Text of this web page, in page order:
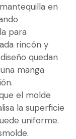
en
para
rincón y
quedan
manga
el molde
la superficie
uniforme.